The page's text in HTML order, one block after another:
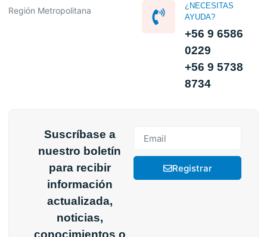
Región Metropolitana
¿NECESITAS
AYUDA?
+56 9 6586
0229
+56 9 5738
8734
Suscríbase a
nuestro boletín
para recibir
información
actualizada,
noticias,
Registrar